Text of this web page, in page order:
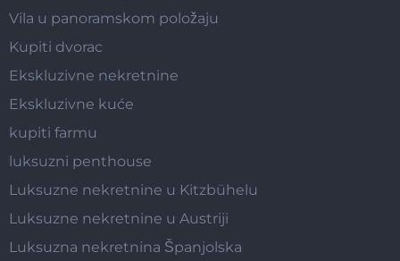
Vila u panoramskom položaju
Kupiti dvorac
Ekskluzivne nekretnine
Ekskluzivne kuće
kupiti farmu
luksuzni penthouse
Luksuzne nekretnine u Kitzbühelu
Luksuzne nekretnine u Austriji
Luksuzna nekretnina Španjolska